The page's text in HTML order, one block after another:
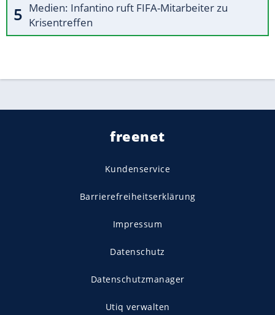
Medien: Infantino ruft FIFA-Mitarbeiter zu
Krisentreffen
freenet
Kundenservice
Barrierefreiheitserklärung
Impressum
Datenschutz
Datenschutzmanager
Utiq verwalten